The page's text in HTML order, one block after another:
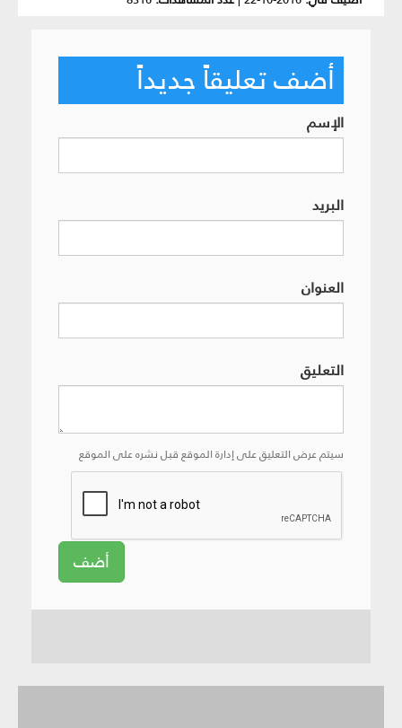
أضف تعليقاً جديداً
الإسم
البريد
العنوان
التعليق
سيتم عرض التعليق على إدارة الموقع قبل نشره على الموقع
أضف